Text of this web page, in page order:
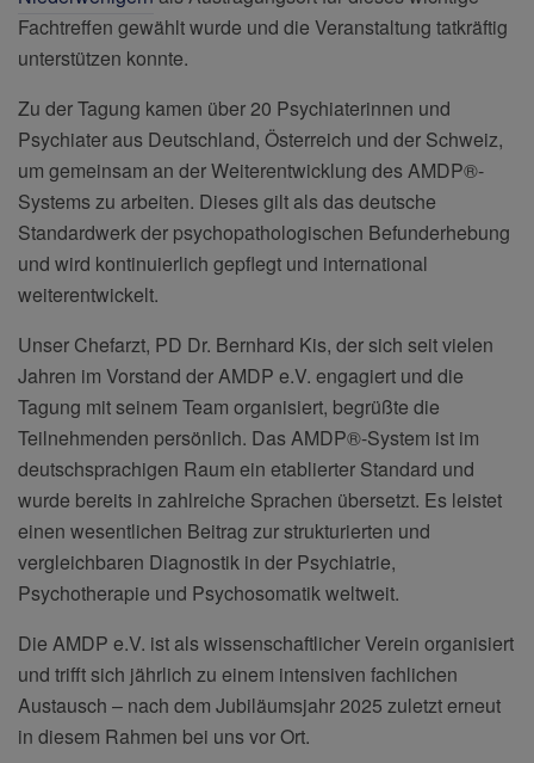
Fachtreffen gewählt wurde und die Veranstaltung tatkräftig
unterstützen konnte.
Zu der Tagung kamen über 20 Psychiaterinnen und
Psychiater aus Deutschland, Österreich und der Schweiz,
um gemeinsam an der Weiterentwicklung des AMDP®-
Systems zu arbeiten. Dieses gilt als das deutsche
Standardwerk der psychopathologischen Befunderhebung
und wird kontinuierlich gepflegt und international
weiterentwickelt.
Unser Chefarzt, PD Dr. Bernhard Kis, der sich seit vielen
Jahren im Vorstand der AMDP e.V. engagiert und die
Tagung mit seinem Team organisiert, begrüßte die
Teilnehmenden persönlich. Das AMDP®-System ist im
deutschsprachigen Raum ein etablierter Standard und
wurde bereits in zahlreiche Sprachen übersetzt. Es leistet
einen wesentlichen Beitrag zur strukturierten und
vergleichbaren Diagnostik in der Psychiatrie,
Psychotherapie und Psychosomatik weltweit.
Die AMDP e.V. ist als wissenschaftlicher Verein organisiert
und trifft sich jährlich zu einem intensiven fachlichen
Austausch – nach dem Jubiläumsjahr 2025 zuletzt erneut
in diesem Rahmen bei uns vor Ort.